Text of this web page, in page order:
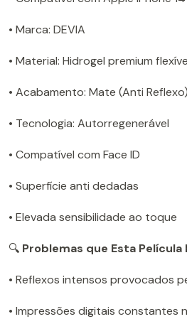
• Marca: DEVIA
• Material: Hidrogel premium
• Acabamento: Mate (Anti Reflexo)
• Tecnologia: Autorregenerável
• Compatível com Face ID
• Superfície anti dedadas
• Elevada sensibilidade ao toque
🔍 Problemas que Esta Película
• Reflexos intensos provocados
• Impressões digitais constantes